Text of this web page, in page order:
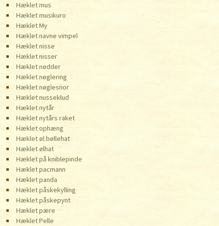
Hæklet mus
Hæklet musikuro
Hæklet My
Hæklet navne vimpel
Hæklet nisse
Hæklet nisser
Hæklet nødder
Hæklet nøglering
Hæklet nøglesnor
Hæklet nusseklud
Hæklet nytår
Hæklet nytårs raket
Hæklet ophæng
Hæklet øl bøllehat
Hæklet ølhat
Hæklet på kniblepinde
Hæklet pacmann
Hæklet panda
Hæklet påskekylling
Hæklet påskepynt
Hæklet pære
Hæklet Pelle